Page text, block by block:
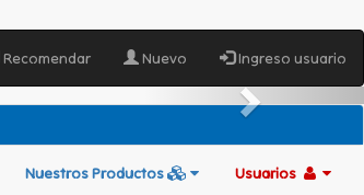
Recomendar Nuevo Ingreso usuario
Nuestros Productos Usuarios